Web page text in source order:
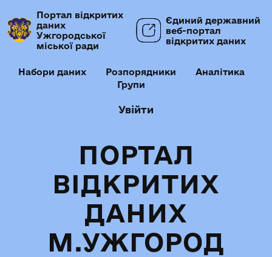
Портал відкритих
даних
Ужгородської
міської ради
Єдиний державний
веб-портал
відкритих даних
Набори даних Розпорядники
Аналітика
Групи
Увійти
ПОРТАЛ
ВІДКРИТИХ
ДАНИХ
М.УЖГОРОД